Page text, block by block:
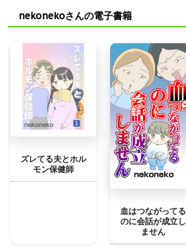
nekonekoさんの電子書籍
ズレてる夫とホル
モン保健師
血はつながってる
のに会話が成立し
ません